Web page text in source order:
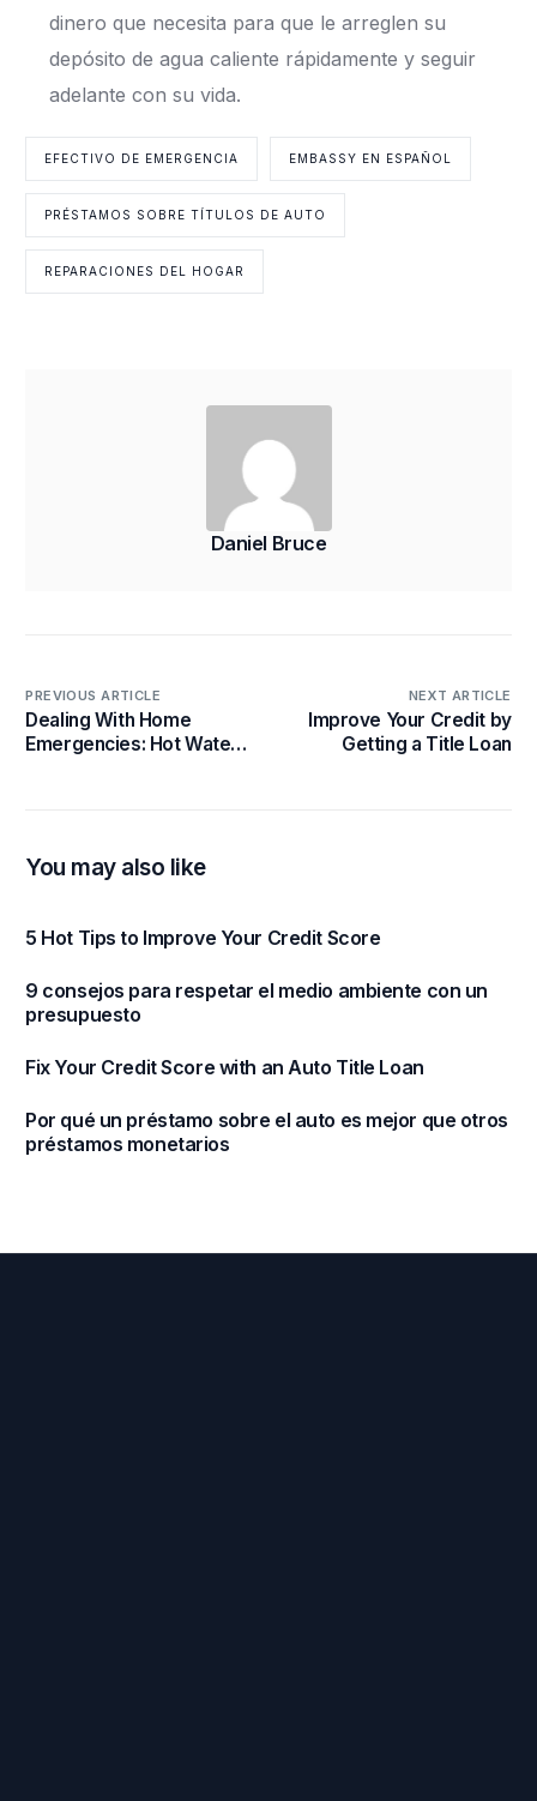
dinero que necesita para que le arreglen su
depósito de agua caliente rápidamente y seguir
adelante con su vida.
EFECTIVO DE EMERGENCIA EMBASSY EN ESPAÑOL
PRÉSTAMOS SOBRE TÍTULOS DE AUTO
REPARACIONES DEL HOGAR
Daniel Bruce
PREVIOUS ARTICLE
Dealing With Home
Emergencies: Hot Water
NEXT ARTICLE
Improve Your Credit by
Getting a Title Loan
You may also like
5 Hot Tips to Improve Your Credit Score
9 consejos para respetar el medio ambiente con un
presupuesto
Fix Your Credit Score with an Auto Title Loan
Por qué un préstamo sobre el auto es mejor que otros
préstamos monetarios